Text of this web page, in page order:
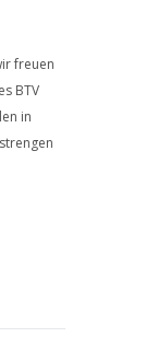
freuen
BTV
in